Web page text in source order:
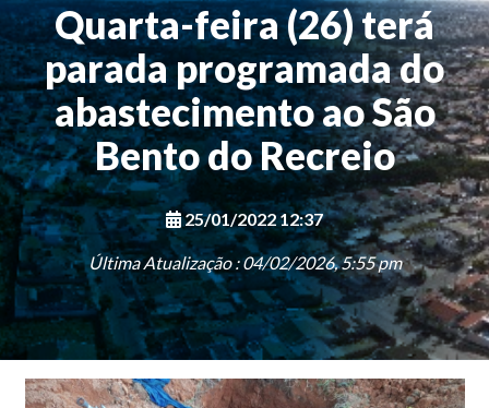
Quarta-feira (26) terá
parada programada do
abastecimento ao São
Bento do Recreio
25/01/2022 12:37
Última Atualização : 04/02/2026, 5:55 pm